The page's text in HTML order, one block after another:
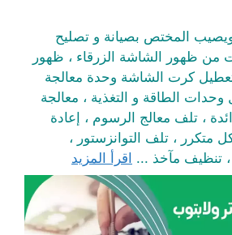
المختص بصيانة و تصليح
من ظهور الشاشة الزرقاء ، ظهور
كرت الشاشة وحدة معالجة
الطاقة و التغذية ، معالجة
، تلف معالج الرسوم ، إعادة
متكرر ، تلف التوانزستور ،
، تنظيف مآخذ ... اقرأ المزيد